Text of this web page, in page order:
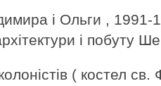
і Ольги , 1991-
і побуту
( костел